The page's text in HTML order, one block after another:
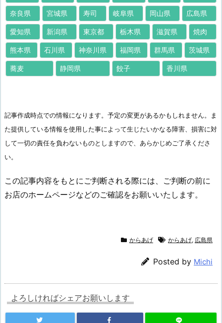
奈良県 宮城県 寿司 岐阜県 岡山県 広島県
愛知県 新潟県 東京都 栃木県 滋賀県 焼肉
熊本県 石川県 神奈川県 福岡県 群馬県 茨城県
蕎麦 静岡県 餃子 香川県
記事作成時点での情報になります。予定の変更があるかもしれません。ま
た提供している情報を使用した事によって生じたいかなる障害、損害に対
して一切の責任を負わないものとしますので、あらかじめご了承くださ
い。
この記事内容をもとにご判断される際には、ご判断の前に
お店のホームページなどのご確認をお願いいたします。
からあげ からあげ, 広島県
Posted by Michi
よろしければシェアお願いします